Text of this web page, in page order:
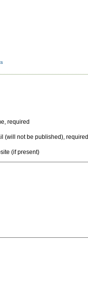
required
(will not be published), required
(if present)